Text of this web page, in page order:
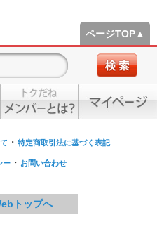
ページTOP▲
・ 特定商取引法に基づく表記
ー ・ お問い合わせ
トップへ